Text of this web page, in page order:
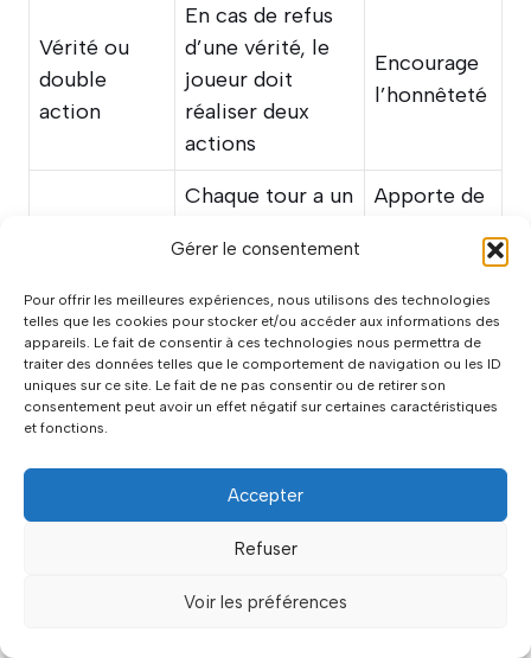
Gérer le consentement
Pour offrir les meilleures expériences, nous utilisons des technologies
telles que les cookies pour stocker et/ou accéder aux informations des
appareils. Le fait de consentir à ces technologies nous permettra de
traiter des données telles que le comportement de navigation ou les ID
uniques sur ce site. Le fait de ne pas consentir ou de retirer son
consentement peut avoir un effet négatif sur certaines caractéristiques
et fonctions.
Accepter
Refuser
Voir les préférences
Vérité ou
double
action
En cas de refus
d’une vérité, le
joueur doit
réaliser deux
actions
Encourage
l’honnêteté
Chaque tour a un
(enfance, travail,
relations…)
Apporte de
profondeur
Thématiques spéciales
Pour renouveler l’expérience, essayez ces
thématiques :
: Questions centrées sur
Projets d’avenir: Explorez les rêves et